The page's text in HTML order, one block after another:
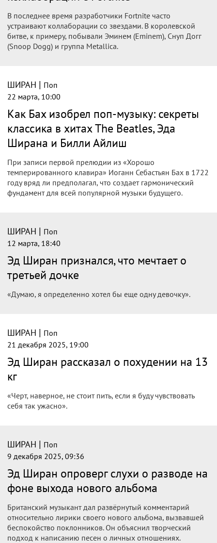
В последнее время разработчики Fortnite часто
устраивают коллаборации со звездами. В королевской
битве, к примеру, побывали Эминем (Eminem), Снуп Догг
(Snoop Dogg) и группа Metallica.
ШИРАН | Поп
22 марта, 10:00
Как Бах изобрел поп-музыку: секреты
классика в хитах The Beatles, Эда
Ширана и Билли Айлиш
При записи первой прелюдии из «Хорошо
темперированного клавира» Иоганн Себастьян Бах в 1722
году вряд ли предполагал, что создает гармонический
фундамент для всей популярной музыки будущего.
ШИРАН | Поп
12 марта, 18:40
Эд Ширан признался, что мечтает о
третьей дочке
«Думаю, я определенно хотел бы еще одну девочку».
ШИРАН | Поп
21 декабря 2025, 19:00
Эд Ширан рассказал о похудении на 13
кг
«Черт, наверное, не стоит пить, если я буду чувствовать
себя так ужасно».
ШИРАН | Поп
9 декабря 2025, 09:36
Эд Ширан опроверг слухи о разводе на
фоне выхода нового альбома
Британский музыкант дал развёрнутый комментарий
относительно лирики своего нового альбома, вызвавшей
беспокойство поклонников. Он объяснил творческий
подход к написанию песен о личных отношениях.